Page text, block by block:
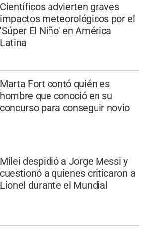
Científicos advierten graves
impactos meteorológicos por el
'Súper El Niño' en América
Latina
Marta Fort contó quién es
hombre que conoció en su
concurso para conseguir novio
Milei despidió a Jorge Messi y
cuestionó a quienes criticaron a
Lionel durante el Mundial